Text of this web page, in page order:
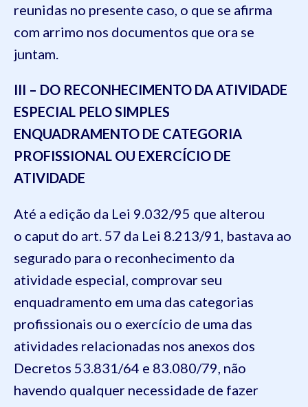
reunidas no presente caso, o que se afirma
com arrimo nos documentos que ora se
juntam.
III – DO RECONHECIMENTO DA ATIVIDADE
ESPECIAL PELO SIMPLES
ENQUADRAMENTO DE CATEGORIA
PROFISSIONAL OU EXERCÍCIO DE
ATIVIDADE
Até a edição da Lei 9.032/95 que alterou
o caput do art. 57 da Lei 8.213/91, bastava ao
segurado para o reconhecimento da
atividade especial, comprovar seu
enquadramento em uma das categorias
profissionais ou o exercício de uma das
atividades relacionadas nos anexos dos
Decretos 53.831/64 e 83.080/79, não
havendo qualquer necessidade de fazer